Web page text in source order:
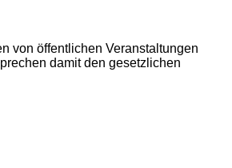
2 3
von öffentlichen Veranstaltungen
damit den gesetzlichen